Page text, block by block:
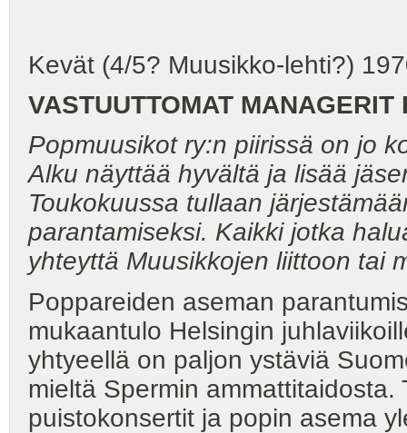
Kevät (4/5? Muusikko-lehti?)
VASTUUTTOMAT MANAGERIT
Popmuusikot ry:n piirissä on jo
Alku näyttää hyvältä ja lisää
Toukokuussa tullaan
parantamiseksi. Kaikki jotka
yhteyttä Muusikkojen liittoon tai
Poppareiden aseman
mukaantulo Helsingin
yhtyeellä on paljon ystäviä
mieltä Spermin
puistokonsertit ja popin asema